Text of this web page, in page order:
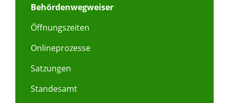
Behördenwegweiser
Öffnungszeiten
Onlineprozesse
Satzungen
Standesamt